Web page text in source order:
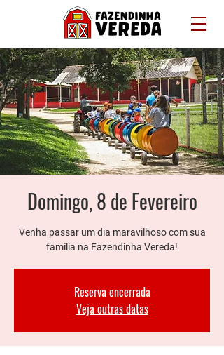
Domingo, 8 de Fevereiro
Venha passar um dia maravilhoso com sua
família na Fazendinha Vereda!
Reserva encerrada
Veja outras datas